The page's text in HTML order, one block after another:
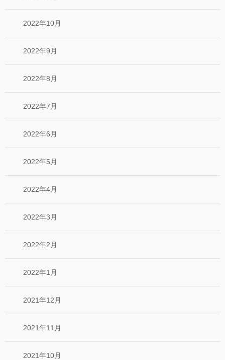
2022年10月
2022年9月
2022年8月
2022年7月
2022年6月
2022年5月
2022年4月
2022年3月
2022年2月
2022年1月
2021年12月
2021年11月
2021年10月